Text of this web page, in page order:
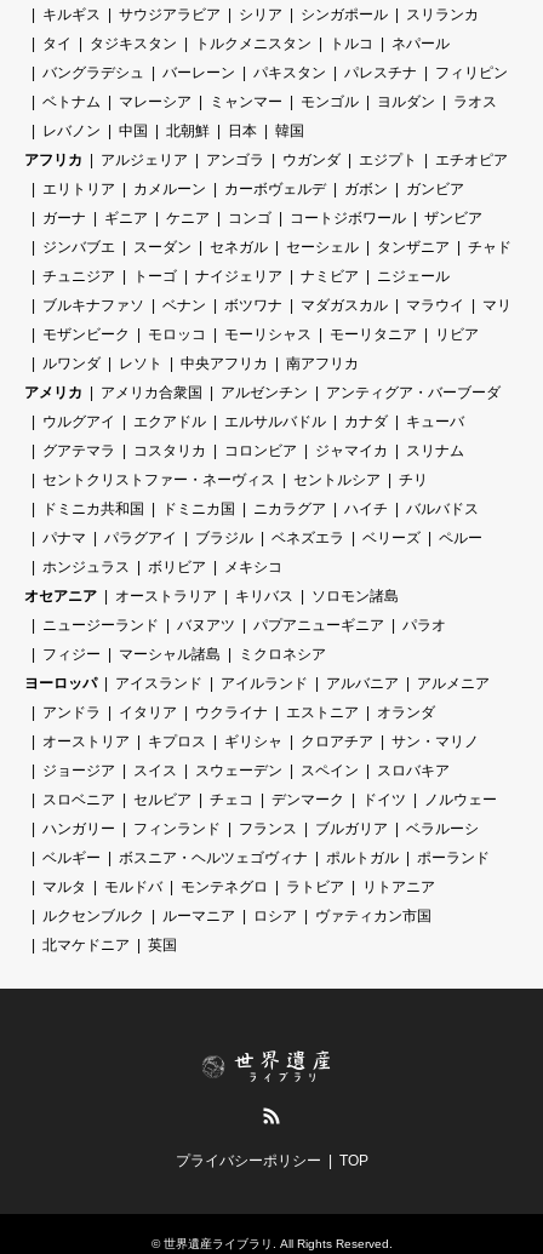
キルギス
サウジアラビア シリア シンガポール
スリランカ
タイ
タジキスタン トルクメニスタン トルコ
ネパール
バングラデシュ
バーレーン パキスタン パレスチナ
フィリピン
ベトナム
マレーシア ミャンマー モンゴル ヨルダン
ラオス
レバノン
中国 北朝鮮 日本
韓国
アフリカ
アルジェリア アンゴラ ウガンダ エジプト
エチオピア
エリトリア
カメルーン カーボヴェルデ ガボン
ガンビア
ガーナ
ギニア ケニア コンゴ コートジボワール
ザンビア
ジンバブエ
スーダン セネガル セーシェル タンザニア
チャド
チュニジア
トーゴ ナイジェリア ナミビア
ニジェール
ブルキナファソ
ベナン ボツワナ マダガスカル マラウイ
マリ
モザンビーク
モロッコ モーリシャス モーリタニア
リビア
ルワンダ
レソト 中央アフリカ
南アフリカ
アメリカ
アメリカ合衆国 アルゼンチン
アンティグア・バーブーダ
ウルグアイ
エクアドル エルサルバドル カナダ
キューバ
グアテマラ
コスタリカ コロンビア ジャマイカ
スリナム
セントクリストファー・ネーヴィス
セントルシア
チリ
ドミニカ共和国
ドミニカ国 ニカラグア ハイチ
バルバドス
パナマ
パラグアイ ブラジル ベネズエラ ベリーズ
ペルー
ホンジュラス
ボリビア
メキシコ
オセアニア
オーストラリア キリバス
ソロモン諸島
ニュージーランド
バヌアツ パプアニューギニア
パラオ
フィジー
マーシャル諸島
ミクロネシア
ヨーロッパ
アイスランド アイルランド アルバニア
アルメニア
アンドラ
イタリア ウクライナ エストニア
オランダ
オーストリア
キプロス ギリシャ クロアチア
サン・マリノ
ジョージア
スイス スウェーデン スペイン
スロバキア
スロベニア
セルビア チェコ デンマーク ドイツ
ノルウェー
ハンガリー
フィンランド フランス ブルガリア
ベラルーシ
ベルギー
ボスニア・ヘルツェゴヴィナ ポルトガル
ポーランド
マルタ
モルドバ モンテネグロ ラトビア
リトアニア
ルクセンブルク
ルーマニア ロシア
ヴァティカン市国
北マケドニア
英国
プライバシーポリシー TOP
©世界遺産ライブラリ . All Rights Reserved.